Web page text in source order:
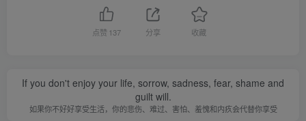
点赞 137 分享 收藏
If you don't enjoy your life, sorrow, sadness, fear, shame and
guilt will.
如果你不好好享受生活，你的悲伤、难过、害怕、羞愧和内疚会代替你享受